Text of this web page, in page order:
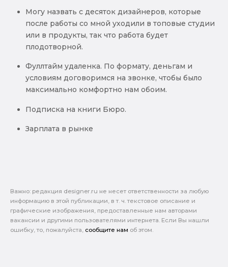
Могу назвать с десяток дизайнеров, которые
после работы со мной уходили в топовые студии
или в продукты, так что работа будет
плодотворной.
Фуллтайм удаленка. По формату, деньгам и
условиям договоримся на звонке, чтобы было
максимально комфортно нам обоим.
Подписка на книги Бюро.
Зарплата в рынке
Важно: pедакция designer.ru не несет ответственности за любую
информацию в этой публикации, в т. ч. текстовое описание и
графические изображения, предоставленные нам авторами
вакансии и другими пользователями интернета. Если Вы нашли
ошибку, то, пожалуйста, сообщите нам об этом.